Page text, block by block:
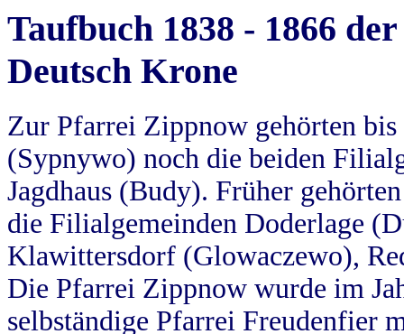
Taufbuch 1838 - 1866
Deutsch Krone
Zur Pfarrei Zippnow gehörten
(Sypnywo) noch die beiden
Jagdhaus (Budy). Früher
die Filialgemeinden Doderlage
Klawittersdorf (Glowaczewo),
Die Pfarrei Zippnow wurde im
selbständige Pfarrei Freudenfier